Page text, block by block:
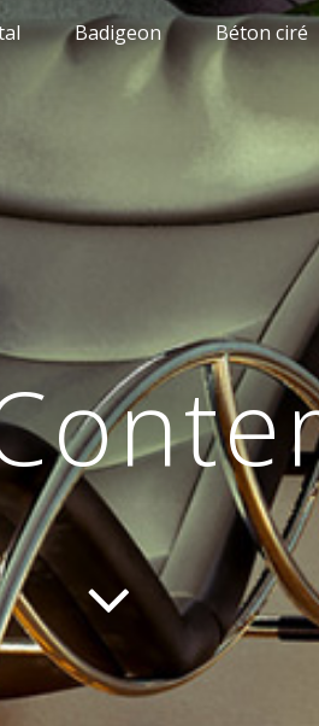
Badigeon Béton ciré